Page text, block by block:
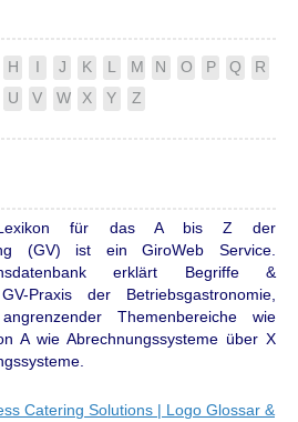
H I J K L M N O P Q
R
U V W X Y Z
Lexikon für das A bis Z der
(GV) ist ein GiroWeb Service.
erklärt Begriffe &
Praxis der Betriebsgastronomie,
Themenbereiche wie
A wie Abrechnungssysteme über X